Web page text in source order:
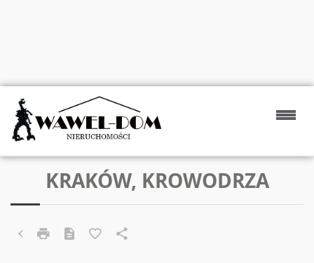
KRAKÓW, KROWODRZA